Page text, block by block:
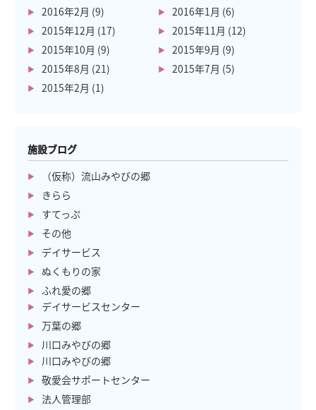
2016年2月 (9) 2016年1月 (6)
2015年12月 (17) 2015年11月 (12)
2015年10月 (9) 2015年9月 (9)
2015年8月 (21) 2015年7月 (5)
2015年2月 (1)
施設ブログ
（仮称）流山みやびの郷
きらら
すてっぷ
その他
デイサービス
ぬくもりの家
ふれ愛の郷
デイサービスセンター
万葉の郷
川口みやびの郷
川口みやびの郷
敬愛会サポートセンター
法人管理部